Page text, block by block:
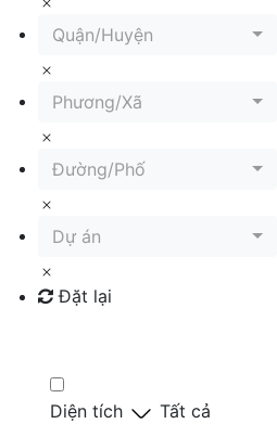
Quận/Huyện
Phương/Xã
Đường/Phố
Dự án
Đặt lại
Diện tích Tất cả